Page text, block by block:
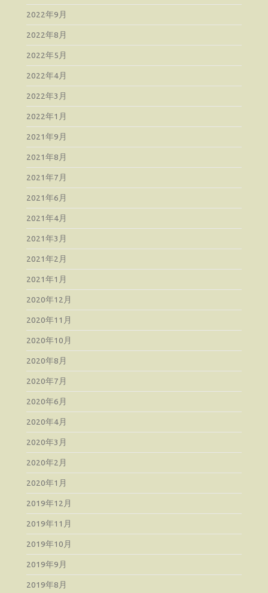
2022年9月
2022年8月
2022年5月
2022年4月
2022年3月
2022年1月
2021年9月
2021年8月
2021年7月
2021年6月
2021年4月
2021年3月
2021年2月
2021年1月
2020年12月
2020年11月
2020年10月
2020年8月
2020年7月
2020年6月
2020年4月
2020年3月
2020年2月
2020年1月
2019年12月
2019年11月
2019年10月
2019年9月
2019年8月